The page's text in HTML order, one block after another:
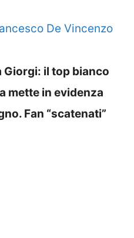
De Vincenzo
Giorgi: il top bianco
mette in evidenza
Fan “scatenati”